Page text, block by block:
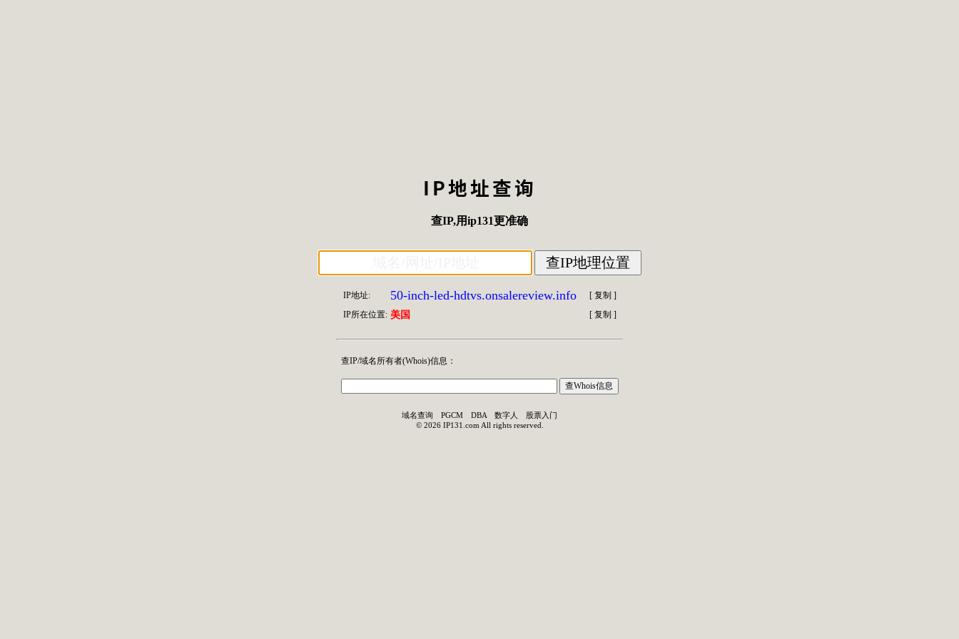
IP地址查询
查IP,用ip131更准确
IP地址: 50-inch-led-hdtvs.onsalereview.info [ 复制 ]
IP所在位置: 美国 [ 复制 ]
查IP/域名所有者(Whois)信息：
域名查询 PGCM DBA 数字人
股票入门
© 2026 IP131.com All rights reserved.